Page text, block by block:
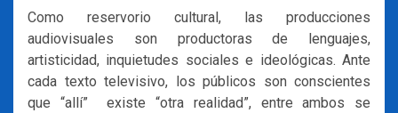
Como reservorio cultural, las producciones
audiovisuales son productoras de lenguajes,
artisticidad, inquietudes sociales e ideológicas. Ante
cada texto televisivo, los públicos son conscientes
que “allí” existe “otra realidad”, entre ambos se